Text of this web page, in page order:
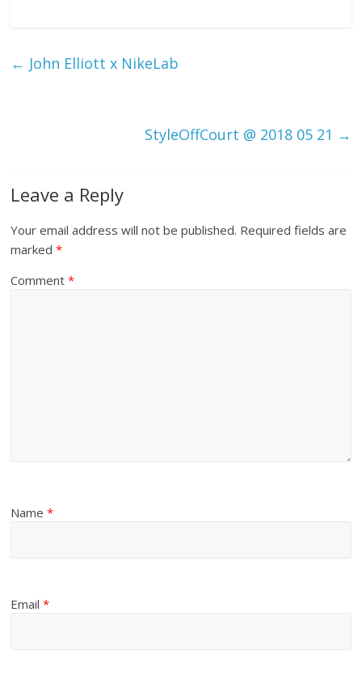
e
← John Elliott x NikeLab
StyleOffCourt @ 2018 05 21 →
Leave a Reply
Your email address will not be published. Required fields are
marked*
Comment*
Name*
Email*